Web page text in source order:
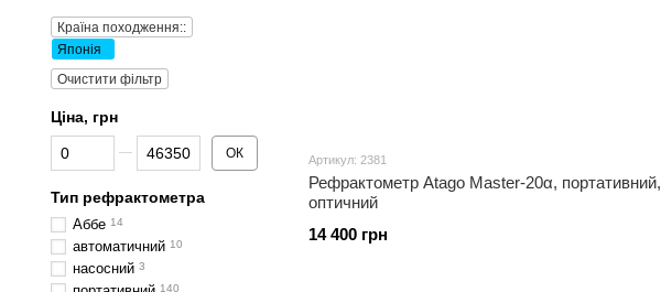
Артикул: 2381
Рефрактометр Atago Master-20α, портативний,
оптичний
14 400 грн
Країна походження::
Японія
Очистити фільтр
Ціна, грн
Від Ціна, грн
До Ціна, грн ОК
Тип рефрактометра
Аббе 14
автоматичний 10
насосний 3
140